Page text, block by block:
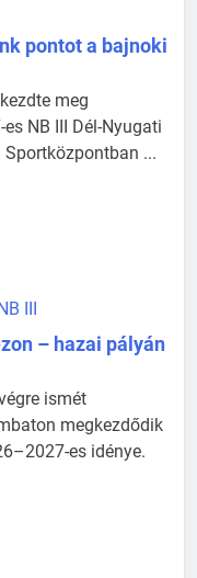
pontot a bajnoki
meg
NB III Dél-Nyugati
...
NB III
– hazai pályán
ismét
megkezdődik
es idénye.